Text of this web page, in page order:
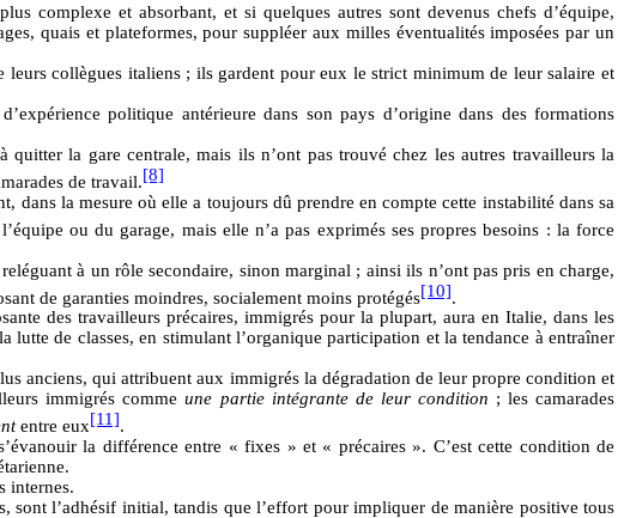
complexe et absorbant, et si quelques autres sont devenus chefs d’équipe,
quais et plateformes, pour suppléer aux milles éventualités imposées par un
collègues italiens ; ils gardent pour eux le strict minimum de leur salaire et
politique antérieure dans son pays d’origine dans des formations
la gare centrale, mais ils n’ont pas trouvé chez les autres travailleurs la
de travail.[8]
dans la mesure où elle a toujours dû prendre en compte cette instabilité dans sa
ou du garage, mais elle n’a pas exprimés ses propres besoins : la force
à un rôle secondaire, sinon marginal ; ainsi ils n’ont pas pris en charge,
de garanties moindres, socialement moins protégés[10].
des travailleurs précaires, immigrés pour la plupart, aura en Italie, dans les
de classes, en stimulant l’organique participation et la tendance à entraîner
anciens, qui attribuent aux immigrés la dégradation de leur propre condition et
immigrés commeune partie intégrante de leur condition ; les camarades
entre eux[11].
la différence entre « fixes » et « précaires ». C’est cette condition de
internes.
sont l’adhésif initial, tandis que l’effort pour impliquer de manière positive tous